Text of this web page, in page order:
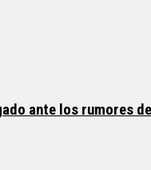
ante los rumores